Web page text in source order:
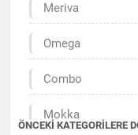
Meriva
Omega
Combo
Mokka
ÖNCEKI KATEGORILERE